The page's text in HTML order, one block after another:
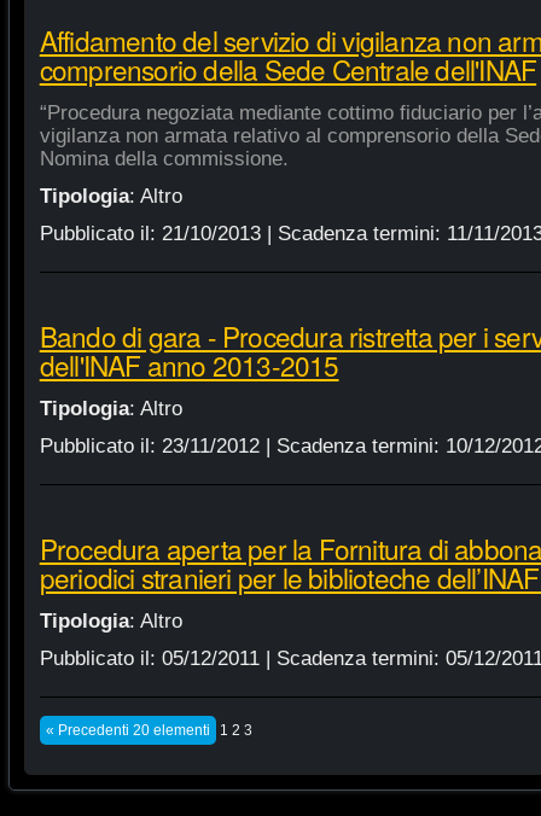
Affidamento del servizio di vigilanza non
comprensorio della Sede Centrale dell'INAF
“Procedura negoziata mediante cottimo fiduciario per
vigilanza non armata relativo al comprensorio della
Nomina della commissione.
Tipologia: Altro
Pubblicato il: 21/10/2013| Scadenza termini: 11/11/
Bando di gara - Procedura ristretta per i
dell'INAF anno 2013-2015
Tipologia: Altro
Pubblicato il: 23/11/2012| Scadenza termini: 10/12/
Procedura aperta per la Fornitura di
periodici stranieri per le biblioteche
Tipologia: Altro
Pubblicato il: 05/12/2011| Scadenza termini: 05/12/
« Precedenti 20 elementi 1 2 3